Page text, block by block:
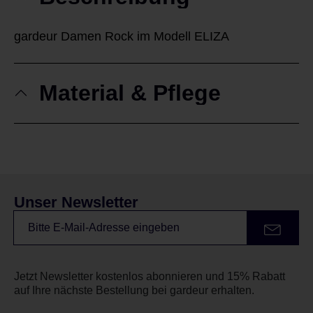
gardeur Damen Rock im Modell ELIZA
Material & Pflege
Unser Newsletter
Jetzt Newsletter kostenlos abonnieren und 15% Rabatt
auf Ihre nächste Bestellung bei gardeur erhalten.